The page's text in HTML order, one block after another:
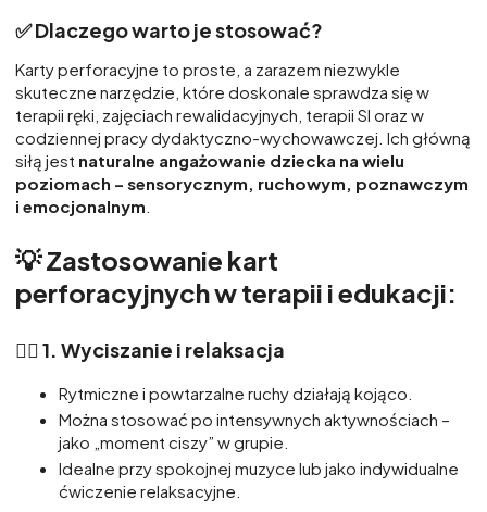
✅Dlaczego warto je stosować?
Karty perforacyjne to proste, a zarazem niezwykle
skuteczne narzędzie, które doskonale sprawdza się w
terapii ręki, zajęciach rewalidacyjnych, terapii SI oraz w
codziennej pracy dydaktyczno-wychowawczej. Ich główną
siłą jest naturalne angażowanie dziecka na wielu
poziomach – sensorycznym, ruchowym, poznawczym
i emocjonalnym
💡Zastosowanie kart
perforacyjnych w terapii i edukacji:
🧘‍♀️ 1. Wyciszanie i relaksacja
Rytmiczne i powtarzalne ruchy działają kojąco.
Można stosować po intensywnych aktywnościach –
jako „moment ciszy” w grupie.
Idealne przy spokojnej muzyce lub jako indywidualne
ćwiczenie relaksacyjne.